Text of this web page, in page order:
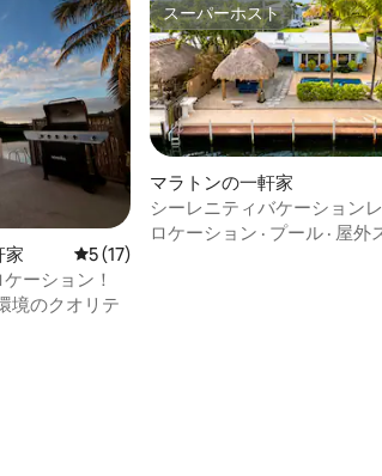
。
家 レビュー17件、5つ星中5つ星の平均評
5 (17)
ーション！
境のクオリテ
スーパーホスト
スーパーホスト
マラトンの一軒家
シーレニティバケーション
ール、ティキハット、ドッ
ロケーション · プール · 屋外